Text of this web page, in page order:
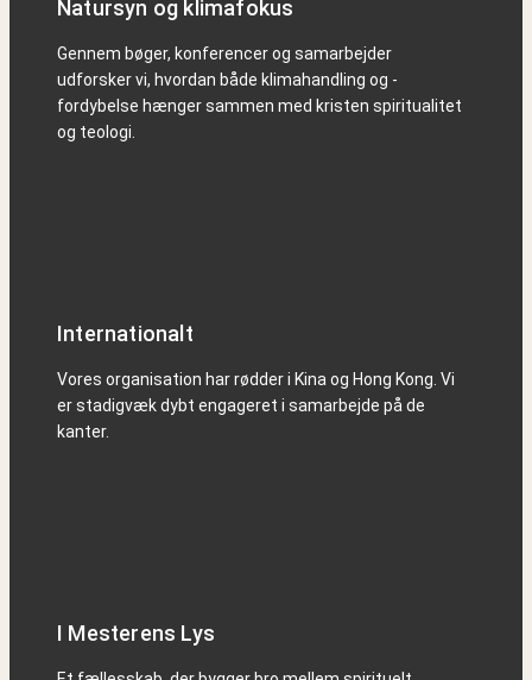
Natursyn og klimafokus
Gennem bøger, konferencer og samarbejder
udforsker vi, hvordan både klimahandling og -
fordybelse hænger sammen med kristen spiritualitet
og teologi.
Internationalt
Vores organisation har rødder i Kina og Hong Kong. Vi
er stadigvæk dybt engageret i samarbejde på de
kanter.
I Mesterens Lys